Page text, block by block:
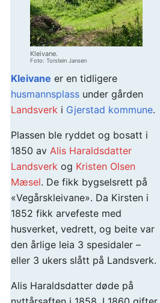
Kleivane.
Foto: Torstein Jansen
Kleivane er en tidligere
husmannsplass under gården
Landsverk i Gjerstad kommune.
Plassen ble ryddet og bosatt i
1850 av Alis Haraldsdatter
Landsverk og Kristen Olsen
Mæsel. De fikk bygselsrett på
«Vegårskleivane». Da Kirsten i
1852 fikk arvefeste med
husverket, vedrett, og beite var
den årlige leia 3 spesidaler –
eller 3 ukers slått på Landsverk.
Alis Haraldsdatter døde på